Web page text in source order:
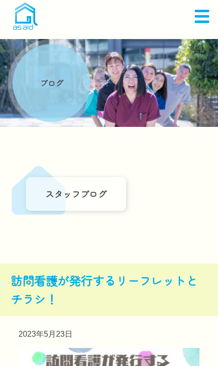
ブログ
スタッフブログ
訪問看護が発行するリーフレットと
チラシ！
2023年5月23日